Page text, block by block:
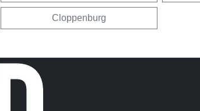
Cloppenburg